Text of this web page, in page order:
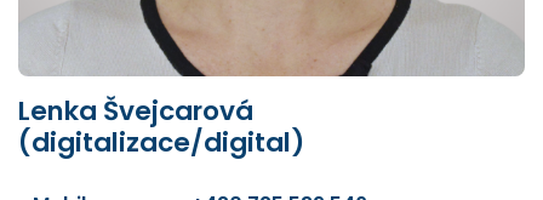
Lenka Švejcarová
(digitalizace/digital)